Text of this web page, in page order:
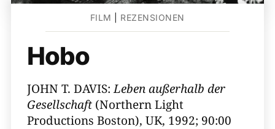
FILM REZENSIONEN
Hobo
JOHN T. DAVIS:Leben außerhalb der
Gesellschaft (Northern Light
Productions Boston), UK, 1992; 90:00